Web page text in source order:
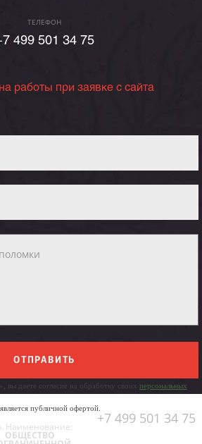
ТЕЛЕФОН
499 501 34 75
работы при заявке с сайта
ОТПРАВИТЬ
даете согласие на обработку своих персональных
публичной офертой.
+7 499 501 34 75
Наименование:
ОБЩЕСТВО